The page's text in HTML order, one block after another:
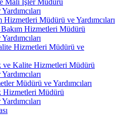
Hizmetleri Müdürü ve Yardımcıları
Bakım Hizmetleri Müdürü
Hizmetleri Müdürü ve
ve Kalite Hizmetleri Müdürü
Müdürü ve Yardımcıları
Hizmetleri Müdürü